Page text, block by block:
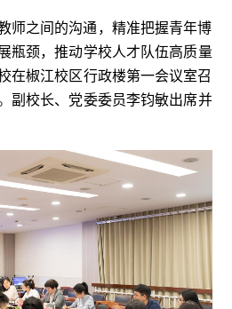
师之间的沟通，精准把握青年博
瓶颈，推动学校人才队伍高质量
在椒江校区行政楼第一会议室召
副校长、党委委员李钧敏出席并